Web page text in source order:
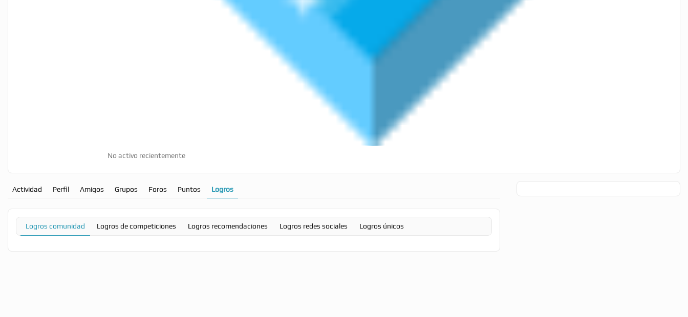
No activo recientemente
Actividad Perfil Amigos Grupos Foros Puntos Logros
Logros comunidad Logros de competiciones Logros recomendaciones Logros redes sociales Logros únicos